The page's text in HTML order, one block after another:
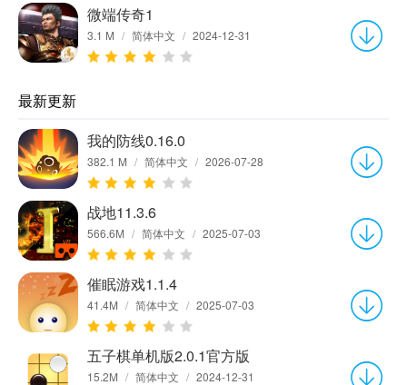
微端传奇1
3.1 M / 简体中文 / 2024-12-31
最新更新
我的防线0.16.0
382.1 M / 简体中文 / 2026-07-28
战地11.3.6
566.6M / 简体中文 / 2025-07-03
催眠游戏1.1.4
41.4M / 简体中文 / 2025-07-03
五子棋单机版2.0.1官方版
15.2M / 简体中文 / 2024-12-31